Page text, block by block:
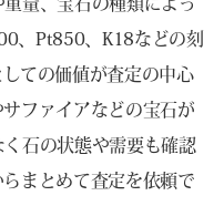
量、宝石の種類によっ
、Pt850、K18などの刻
ての価値が査定の中心
ファイアなどの宝石が
石の状態や需要も確認
まとめて査定を依頼で